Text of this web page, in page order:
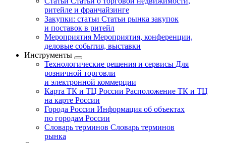
ритейле и франчайзинге
Закупки: статьи Статьи рынка закупок
и поставок в ритейл
Мероприятия Мероприятия, конференции,
деловые события, выставки
Инструменты
Технологические решения и сервисы Для
розничной торговли
и электронной коммерции
Карта ТК и ТЦ России Расположение ТК и ТЦ
на карте России
Города России Информация об объектах
по городам России
Словарь терминов Словарь терминов
рынка